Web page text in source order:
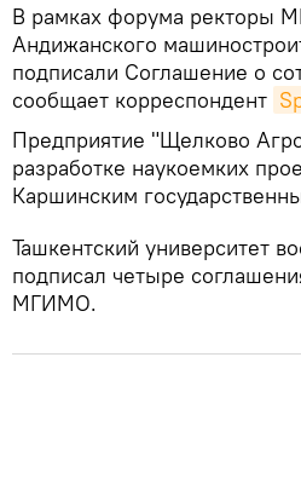
В рамках форума ректоры
Андижанского
подписали Соглашение о
сообщает корреспондент
Предприятие "Щелково
разработке наукоемких
Каршинским
Ташкентский университет
подписал четыре
МГИМО.